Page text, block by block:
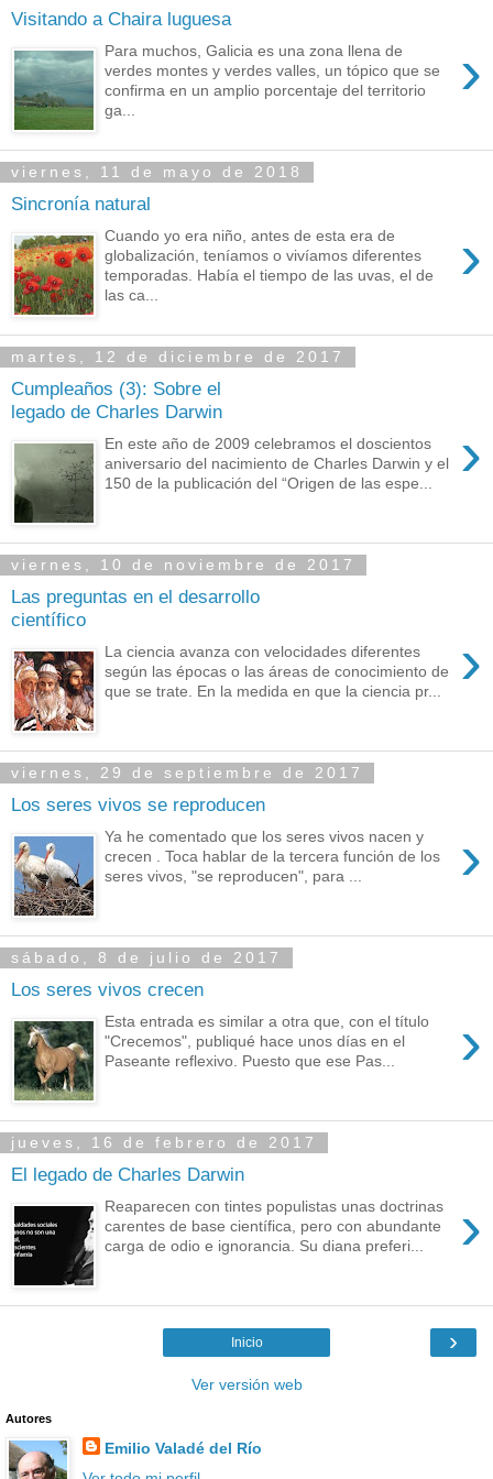
Visitando a Chaira luguesa
›
Para muchos, Galicia es una zona llena de
verdes montes y verdes valles, un tópico que se
confirma en un amplio porcentaje del territorio
ga...
viernes, 11 de mayo de 2018
Sincronía natural
›
Cuando yo era niño, antes de esta era de
globalización, teníamos o vivíamos diferentes
temporadas. Había el tiempo de las uvas, el de
las ca...
martes, 12 de diciembre de 2017
Cumpleaños (3): Sobre el
legado de Charles Darwin
›
En este año de 2009 celebramos el doscientos
aniversario del nacimiento de Charles Darwin y el
150 de la publicación del “Origen de las espe...
viernes, 10 de noviembre de 2017
Las preguntas en el desarrollo
científico
›
La ciencia avanza con velocidades diferentes
según las épocas o las áreas de conocimiento de
que se trate. En la medida en que la ciencia pr...
viernes, 29 de septiembre de 2017
Los seres vivos se reproducen
›
Ya he comentado que los seres vivos nacen y
crecen . Toca hablar de la tercera función de los
seres vivos, "se reproducen", para ...
sábado, 8 de julio de 2017
Los seres vivos crecen
›
Esta entrada es similar a otra que, con el título
"Crecemos", publiqué hace unos días en el
Paseante reflexivo. Puesto que ese Pas...
jueves, 16 de febrero de 2017
El legado de Charles Darwin
›
Reaparecen con tintes populistas unas doctrinas
carentes de base científica, pero con abundante
carga de odio e ignorancia. Su diana preferi...
›
Inicio
Ver versión web
Autores
Emilio Valadé del Río